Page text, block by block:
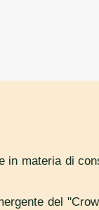
in materia di
del